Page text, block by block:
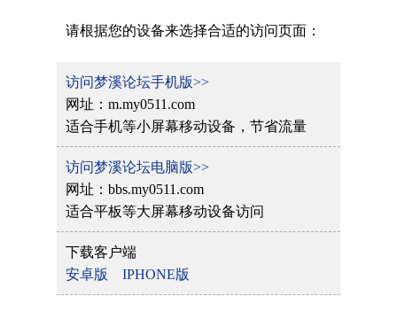
请根据您的设备来选择合适的访问页面：
访问梦溪论坛手机版>>
网址：m.my0511.com
适合手机等小屏幕移动设备，节省流量
访问梦溪论坛电脑版>>
网址：bbs.my0511.com
适合平板等大屏幕移动设备访问
下载客户端
安卓版
IPHONE版